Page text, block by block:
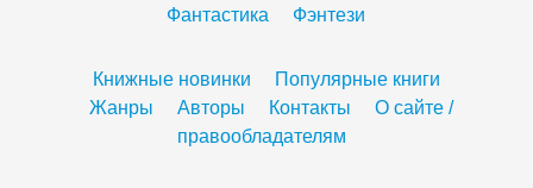
Фантастика
Фэнтези
Книжные новинки
Популярные книги
Жанры
Авторы Контакты
О сайте /
правообладателям